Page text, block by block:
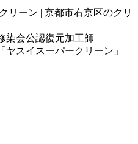
染会公認復元加工師
スイスーパークリーン」